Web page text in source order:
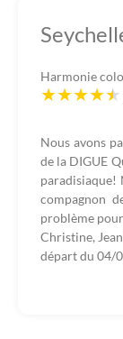
Harmonie
Nous avons
de la DIGUE
paradisiaque!
compagnon
problème
Christine,
départ du 04/